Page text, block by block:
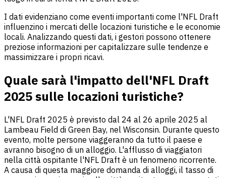
I dati evidenziano come eventi importanti come l'NFL Draft
influenzino i mercati delle locazioni turistiche e le economie
locali. Analizzando questi dati, i gestori possono ottenere
preziose informazioni per capitalizzare sulle tendenze e
massimizzare i propri ricavi.
Quale sarà l'impatto dell'NFL Draft
2025 sulle locazioni turistiche?
L'NFL Draft 2025 è previsto dal 24 al 26 aprile 2025 al
Lambeau Field di Green Bay, nel Wisconsin. Durante questo
evento, molte persone viaggeranno da tutto il paese e
avranno bisogno di un alloggio. L'afflusso di viaggiatori
nella città ospitante l'NFL Draft è un fenomeno ricorrente.
A causa di questa maggiore domanda di alloggi, il tasso di